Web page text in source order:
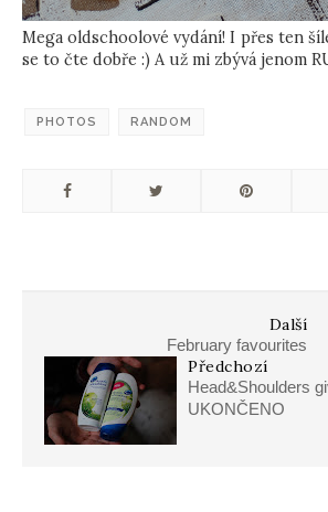
Mega oldschoolové vydání! I přes ten
se to čte dobře :) A už mi zbývá jenom
PHOTOS RANDOM
Další
February favourites
Předchozí
Head&Shoulders
UKONČENO